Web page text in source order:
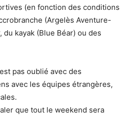
(en fonction des conditions
(Argelès Aventure-
kayak (Blue Béar) ou des
pas oublié avec des
avec les équipes étrangères,
que tout le weekend sera